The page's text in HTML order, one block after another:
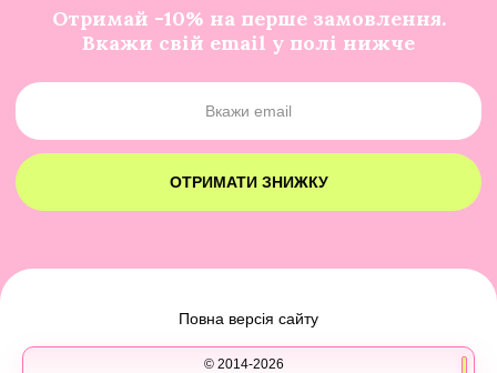
Отримай -10% на перше замовлення.
Вкажи свій email у полі нижче
ОТРИМАТИ ЗНИЖКУ
Повна версія сайту
© 2014-2026